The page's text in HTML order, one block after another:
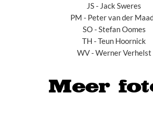
JS - Jack Sweres
PM - Peter van der
SO - Stefan Oomes
TH - Teun Hoornick
WV - Werner Verhelst
Meer